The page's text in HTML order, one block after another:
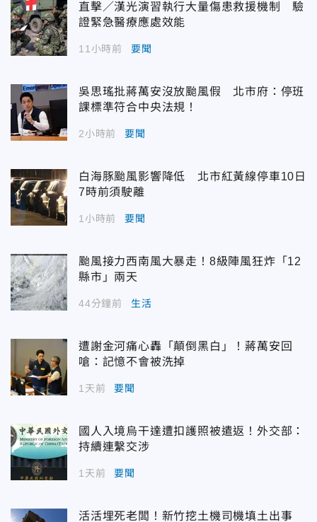
直擊／漢光演習執行大量傷患救援機制 驗
證緊急醫療應處效能
11小時前 要聞
吳思瑤批蔣萬安沒放颱風假 北市府：停班
課標準符合中央法規！
2小時前 要聞
白海豚颱風影響降低 北市紅黃線停車10日
7時前須駛離
1小時前 要聞
颱風接力西南風大暴走！8級陣風狂炸「12
縣市」兩天
44分鐘前 生活
遭謝金河痛心轟「顛倒黑白」！蔣萬安回
嗆：記憶不會被洗掉
1天前 要聞
國人入境烏干達遭扣護照被遣返！外交部：
持續連繫交涉
1天前 要聞
活活埋死老闆！新竹挖土機司機填土出事